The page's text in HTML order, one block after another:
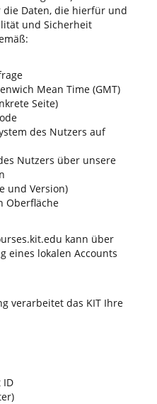
Daten, die hierfür und
und Sicherheit
Mean Time (GMT)
Seite)
des Nutzers auf
Nutzers über unsere
und Version)
Oberfläche
kann über
eines lokalen Accounts
verarbeitet das KIT Ihre
ID